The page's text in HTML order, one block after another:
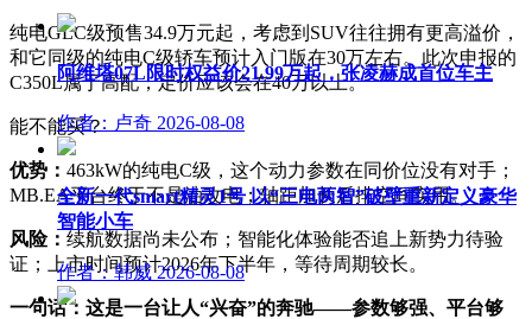
纯电GLC级预售34.9万元起，考虑到SUV往往拥有更高溢价，
和它同级的纯电C级轿车预计入门版在30万左右。此次申报的
C350L属于高配，定价应该会在40万以上。
能不能买？
优势： 463kW的纯电C级，这个动力参数在同价位没有对手；
MB.EA平台终于不是油改电；轴距加长后排空间实用。
风险： 续航数据尚未公布；智能化体验能否追上新势力待验
证；上市时间预计2026年下半年，等待周期较长。
一句话：这是一台让人“兴奋”的奔驰——参数够强、平台够
阿维塔07L限时权益价21.99万起，张凌赫成首位车主
作者：卢奇 2026-08-08
全新一代smart精灵1号 以“三电两智”破壁重新定义豪华
智能小车
作者：韩威 2026-08-08